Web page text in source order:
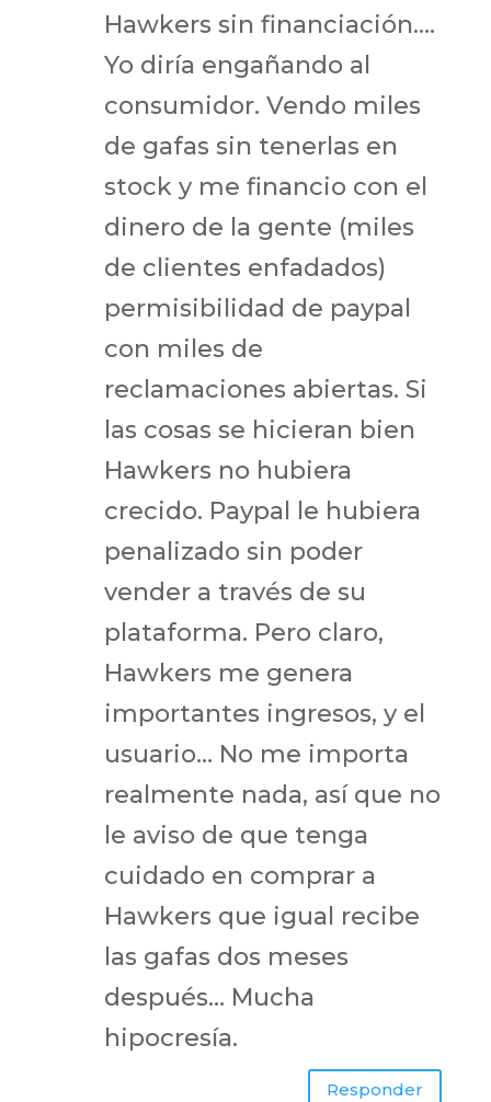
Hawkers sin financiación….
Yo diría engañando al
consumidor. Vendo miles
de gafas sin tenerlas en
stock y me financio con el
dinero de la gente (miles
de clientes enfadados)
permisibilidad de paypal
con miles de
reclamaciones abiertas. Si
las cosas se hicieran bien
Hawkers no hubiera
crecido. Paypal le hubiera
penalizado sin poder
vender a través de su
plataforma. Pero claro,
Hawkers me genera
importantes ingresos, y el
usuario… No me importa
realmente nada, así que no
le aviso de que tenga
cuidado en comprar a
Hawkers que igual recibe
las gafas dos meses
después… Mucha
hipocresía.
Responder